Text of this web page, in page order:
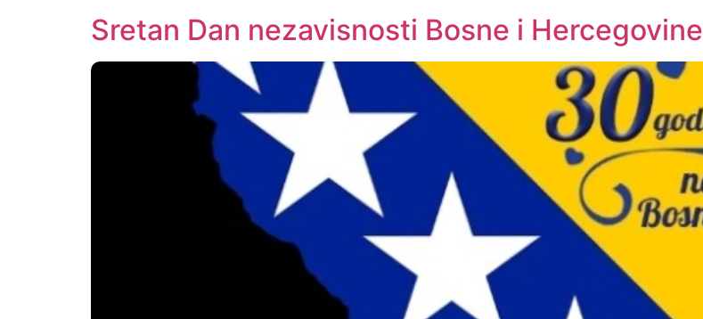
Sretan Dan nezavisnosti Bosne i Hercegovine